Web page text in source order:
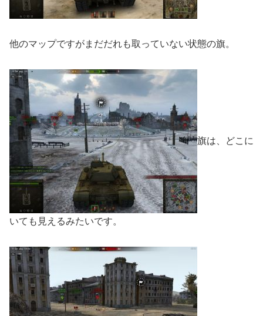
他のマップですがまだだれも取っていない状態の旗。
旗は、どこに
いても見えるみたいです。